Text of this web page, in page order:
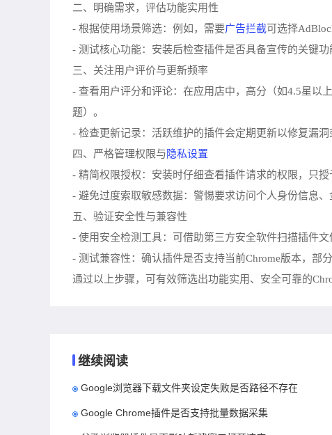
二、明确需求，评估功能实用性
- 根据使用场景筛选：例如，需要广告拦截可选择
- 测试核心功能：安装后检查插件是否具备宣传的关键
三、关注用户评价与更新频率
- 查看用户评分和评论：在应用店中，高分（如4.5星以
题）。
- 检查更新记录：活跃维护的插件会定期更新以修复漏
四、严格管理权限与隐私设置
- 精简权限授权：安装时仔细查看插件请求的权限，只
- 避免过度索取敏感数据：警惕要求访问个人身份信息
五、验证安全性与兼容性
- 使用安全检测工具：可借助第三方安全软件扫描插件
- 测试兼容性：确认插件是否支持当前Chrome版本，部
通过以上步骤，可有效筛选出功能实用、安全可靠的
继续阅读
Google浏览器下载文件夹设定失败是否路径不存在
Google Chrome插件是否支持批量数据采集